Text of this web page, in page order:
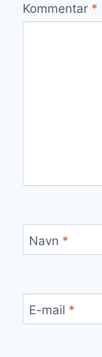
Kommentar *
Navn *
E-mail *